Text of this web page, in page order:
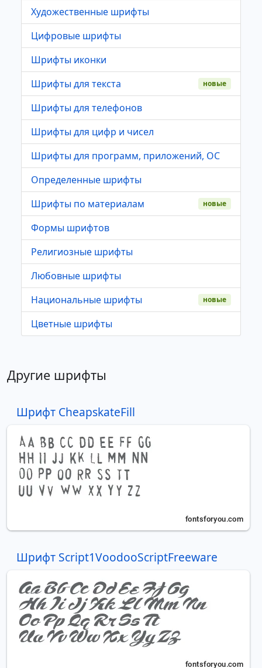
Художественные шрифты
Цифровые шрифты
Шрифты иконки
Шрифты для текста
новые
Шрифты для телефонов
Шрифты для цифр и чисел
Шрифты для программ, приложений, ОС
Определенные шрифты
Шрифты по материалам
новые
Формы шрифтов
Религиозные шрифты
Любовные шрифты
Национальные шрифты
новые
Цветные шрифты
Другие шрифты
Шрифт CheapskateFill
Шрифт Script1VoodooScriptFreeware